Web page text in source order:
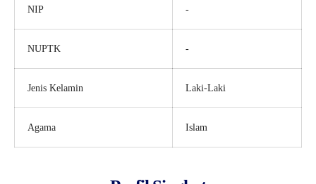
NIP -
NUPTK -
Jenis Kelamin Laki-Laki
Agama Islam